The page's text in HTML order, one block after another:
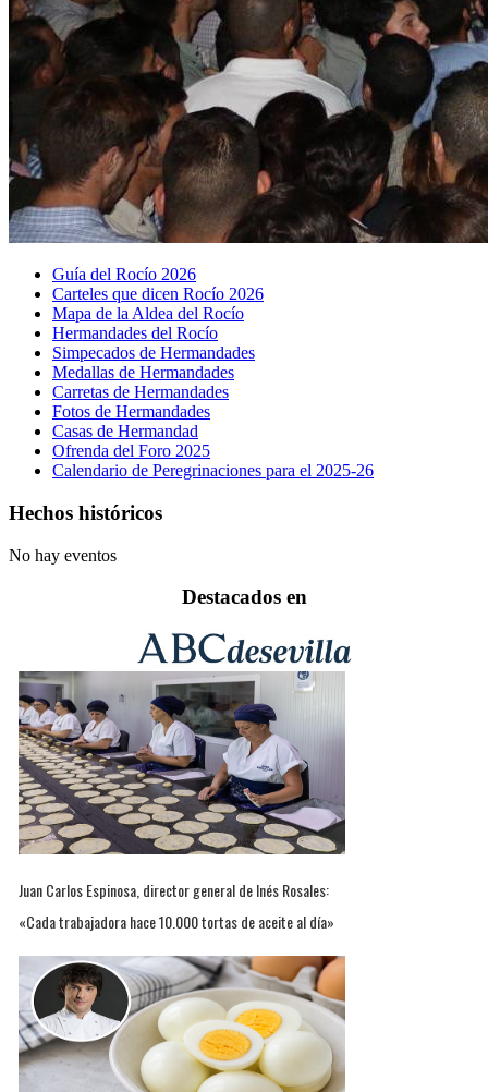
Guía del Rocío 2026
Carteles que dicen Rocío 2026
Mapa de la Aldea del Rocío
Hermandades del Rocío
Simpecados de Hermandades
Medallas de Hermandades
Carretas de Hermandades
Fotos de Hermandades
Casas de Hermandad
Ofrenda del Foro 2025
Calendario de Peregrinaciones para el 2025-26
Hechos históricos
No hay eventos
Destacados en
Juan Carlos Espinosa, director general de Inés Rosales:
«Cada trabajadora hace 10.000 tortas de aceite al día»